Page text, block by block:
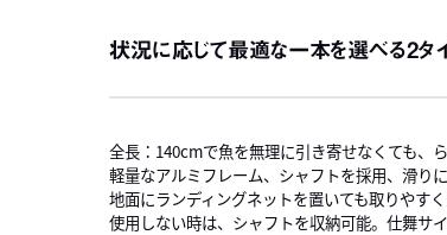
状況に応じて最適な一本を選べる2タイ
全長：140cmで魚を無理に引き寄せなくても、
軽量なアルミフレーム、シャフトを採用、滑り
地面にランディングネットを置いても取りやす
使用しない時は、シャフトを収納可能。仕舞サ